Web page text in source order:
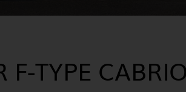
F-TYPE